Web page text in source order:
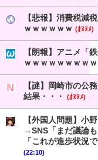
【悲報】消費税減
ｗｗｗｗｗｗ (ｵﾇﾇﾒ)
【朗報】アニメ「
ｗｗｗｗｗｗｗｗｗ
【謎】岡崎市の公
結果・・・
(ｵﾇﾇﾒ)
【外国人問題】小
→SNS「まだ議論
「これが進歩状況
(22:10)